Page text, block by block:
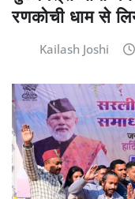
रणकोची धाम से
Kailash Joshi